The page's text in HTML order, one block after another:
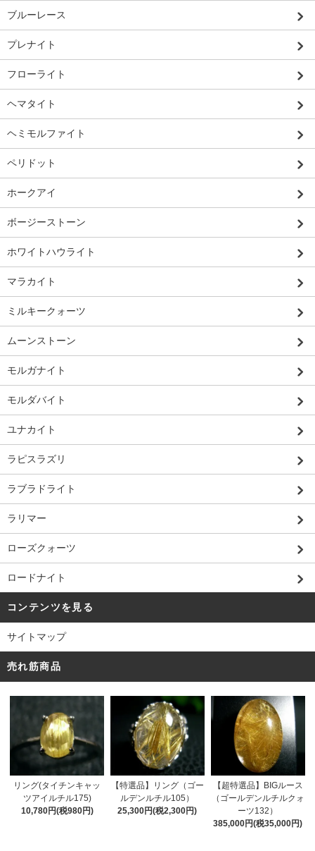
ブルーレース
プレナイト
フローライト
ヘマタイト
ヘミモルファイト
ペリドット
ホークアイ
ボージーストーン
ホワイトハウライト
マラカイト
ミルキークォーツ
ムーンストーン
モルガナイト
モルダバイト
ユナカイト
ラピスラズリ
ラブラドライト
ラリマー
ローズクォーツ
ロードナイト
コンテンツを見る
サイトマップ
売れ筋商品
リング(タイチンキャッ
ツアイルチル175)
10,780円(税980円)
【特選品】リング（ゴー
ルデンルチル105）
25,300円(税2,300円)
【超特選品】BIGルース
（ゴールデンルチルクォ
ーツ132）
385,000円(税35,000円)